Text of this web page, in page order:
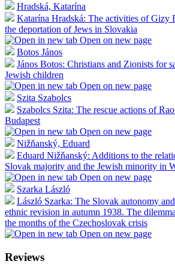
Hradská, Katarína
Katarína Hradská: The activities of Gizy
the deportation of Jews in Slovakia
Open on new page
Botos János
János Botos: Christians and Zionists for
Jewish children
Open on new page
Szita Szabolcs
Szabolcs Szita: The rescue actions of
Budapest
Open on new page
Nižňanský, Eduard
Eduard Nižňanský: Additions to the
Slovak majority and the Jewish minority in
Open on new page
Szarka László
László Szarka: The Slovak autonomy
ethnic revision in autumn 1938. The
the months of the Czechoslovak crisis
Open on new page
Reviews